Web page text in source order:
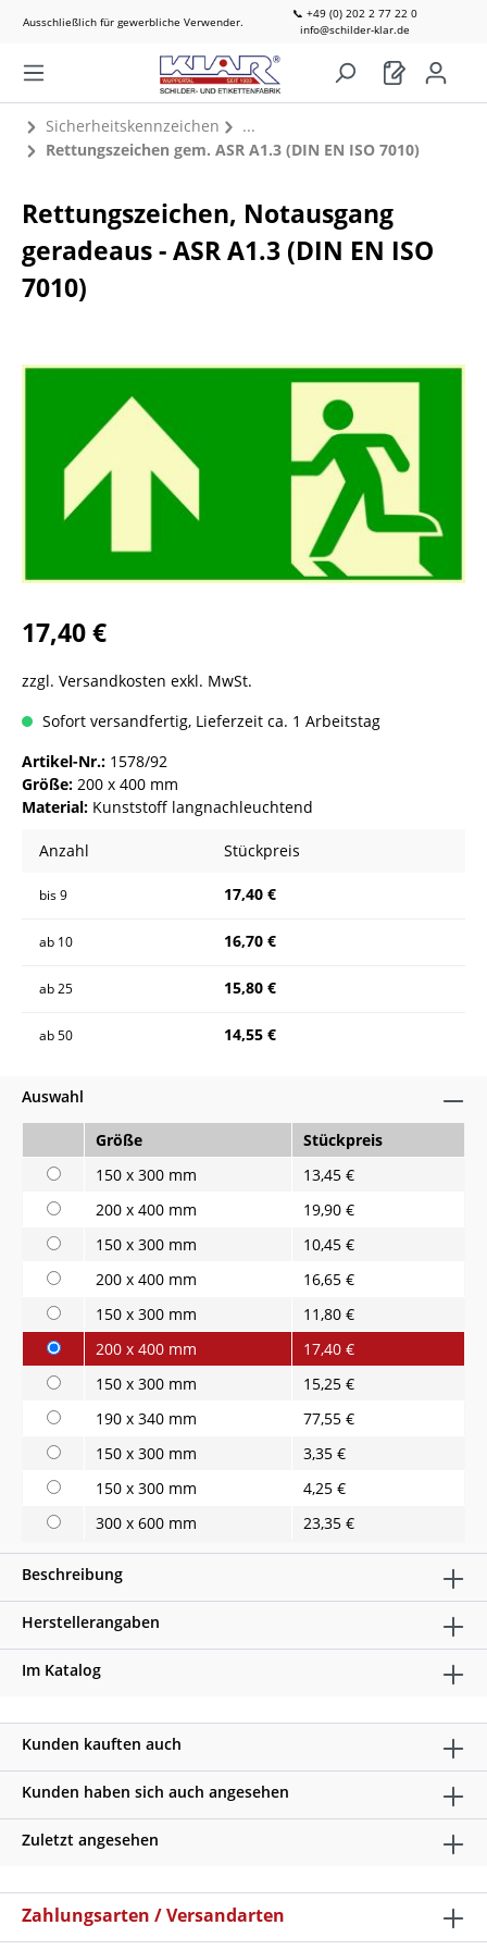
Ausschließlich für gewerbliche Verwender.
📞 +49 (0) 202 2 77 22 0
info@schilder-klar.de
Sicherheitskennzeichen
Rettungszeichen gem. ASR A1.3 (DIN EN ISO 7010)
Rettungszeichen, Notausgang
geradeaus - ASR A1.3 (DIN EN ISO
7010)
17,40 €
zzgl. Versandkosten exkl. MwSt.
Sofort versandfertig, Lieferzeit ca. 1 Arbeitstag
Artikel-Nr.: 1578/92
Größe: 200 x 400 mm
Material: Kunststoff langnachleuchtend
Anzahl Stückpreis
bis9 17,40 €
ab 10 16,70 €
ab25 15,80 €
ab50 14,55 €
Auswahl
Größe
Stückpreis
150 x 300 mm
13,45 €
200 x 400 mm
19,90 €
150 x 300 mm
10,45 €
200 x 400 mm
16,65 €
150 x 300 mm
11,80 €
200 x 400 mm
17,40 €
150 x 300 mm
15,25 €
190 x 340 mm
77,55 €
150 x 300 mm
3,35 €
150 x 300 mm
4,25 €
300 x 600 mm
23,35 €
Beschreibung
Herstellerangaben
Im Katalog
Kunden kauften auch
Kunden haben sich auch angesehen
Zuletzt angesehen
Zahlungsarten / Versandarten